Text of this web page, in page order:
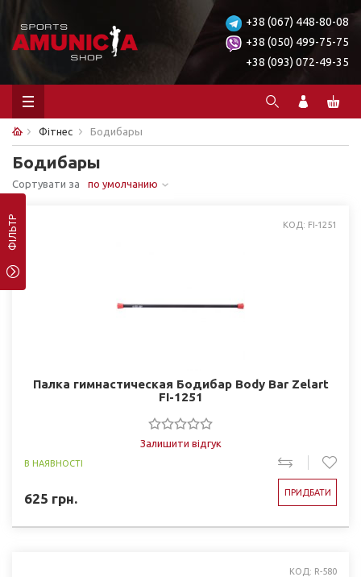
+38 (067) 448-80-08
+38 (050) 499-75-75
+38 (093) 072-49-35
Фітнес Бодибары
Бодибары
Сортувати за по умолчанию
ФІЛЬТР КОД: FI-1251
Палка гимнастическая Бодибар Body Bar Zelart
FI-1251
Залишити відгук
В НАЯВНОСТІ
625 грн. ПРИДБАТИ
КОД: R-580